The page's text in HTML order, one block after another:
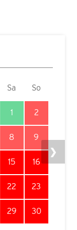
Sa So
1 2
8 9
15 16
22 23
29 30
❯